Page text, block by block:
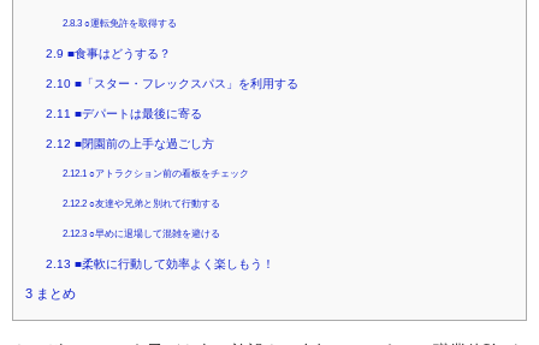
2.8.3 ○運転免許を取得する
2.9 ■食事はどうする？
2.10■「スター・フレックスパス」を利用する
2.11 ■デパートは最後に寄る
2.12 ■閉園前の上手な過ごし方
2.12.1 ○アトラクション前の看板をチェック
2.12.2 ○友達や兄弟と別れて行動する
2.12.3 ○早めに退場して混雑を避ける
2.13 ■柔軟に行動して効率よく楽しもう！
3 まとめ